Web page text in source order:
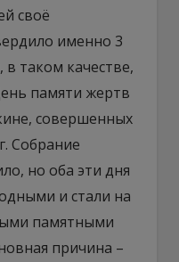
своё
именно 3
в таком качестве,
памяти жертв
совершенных
Собрание
но оба эти дня
и стали на
памятными
причина –